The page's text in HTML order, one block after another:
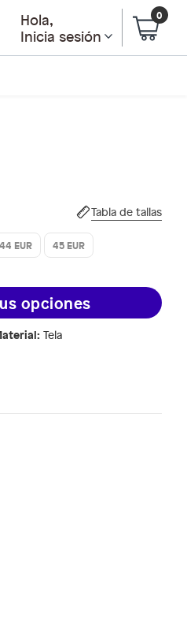
Hola,
Inicia sesión
0
Tabla de tallas
44 EUR 45 EUR
opciones
: Tela